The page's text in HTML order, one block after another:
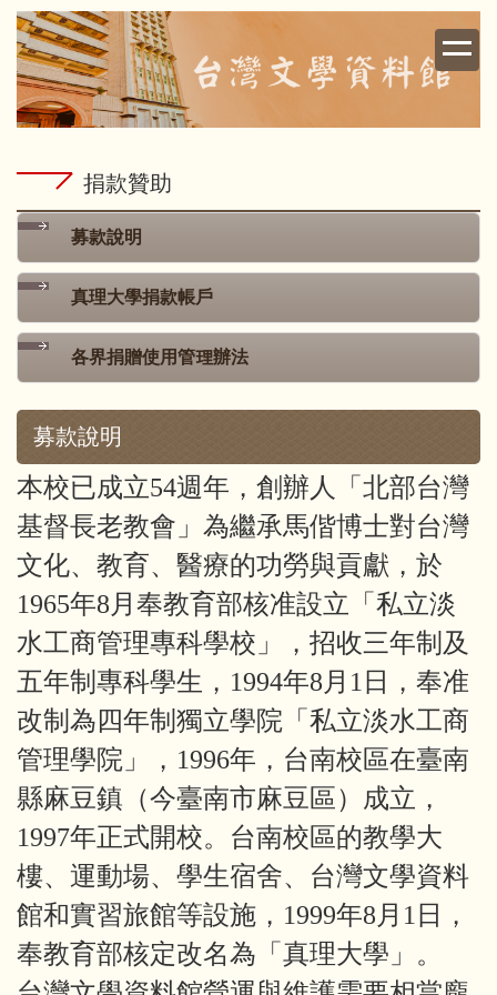
跳
到
主
要
內
區
捐款贊助
募款說明
真理大學捐款帳戶
各界捐贈使用管理辦法
募款說明
本校已成立54週年，創辦人「北部台灣
基督長老教會」為繼承馬偕博士對台灣
文化、教育、醫療的功勞與貢獻，於
1965年8月奉教育部核准設立「私立淡
水工商管理專科學校」，招收三年制及
五年制專科學生，1994年8月1日，奉准
改制為四年制獨立學院「私立淡水工商
管理學院」，1996年，台南校區在臺南
縣麻豆鎮（今臺南市麻豆區）成立，
1997年正式開校。台南校區的教學大
樓、運動場、學生宿舍、台灣文學資料
館和實習旅館等設施，1999年8月1日，
奉教育部核定改名為「真理大學」。